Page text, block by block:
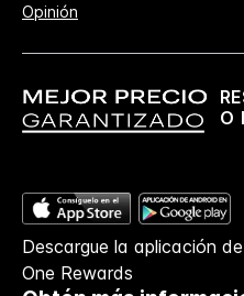
Opinión
O
Descargue la aplicación
One Rewards